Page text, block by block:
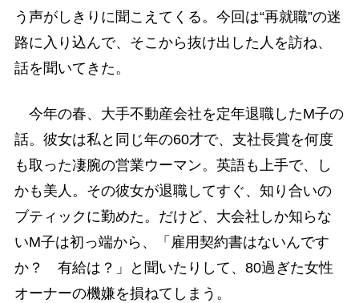
う声がしきりに聞こえてくる。今回は“再就職”の迷
路に入り込んで、そこから抜け出した人を訪ね、
話を聞いてきた。
今年の春、大手不動産会社を定年退職したM子の
話。彼女は私と同じ年の60才で、支社長賞を何度
も取った凄腕の営業ウーマン。英語も上手で、し
かも美人。その彼女が退職してすぐ、知り合いの
ブティックに勤めた。だけど、大会社しか知らな
いМ子は初っ端から、「雇用契約書はないんです
か？ 有給は？」と聞いたりして、80過ぎた女性
オーナーの機嫌を損ねてしまう。